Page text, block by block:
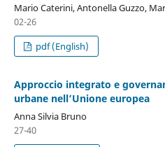
Mario Caterini, Antonella Guzzo,
02-26
pdf (English)
Approccio integrato e
urbane nell’Unione europea
Anna Silvia Bruno
27-40